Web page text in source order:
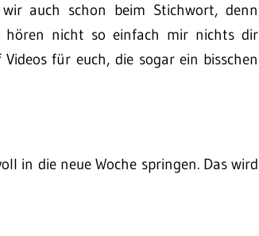
auch schon beim Stichwort, denn
hören nicht so einfach mir nichts dir
für euch, die sogar ein bisschen
in die neue Woche springen. Das wird